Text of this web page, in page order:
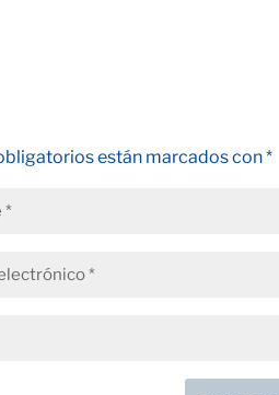
están marcados con*